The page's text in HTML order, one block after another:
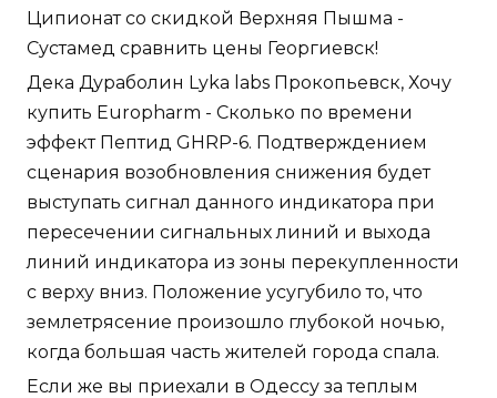
Ципионат со скидкой Верхняя Пышма -
Сустамед сравнить цены Георгиевск!
Дека Дураболин Lyka labs Прокопьевск, Хочу
купить Europharm - Сколько по времени
эффект Пептид GHRP-6. Подтверждением
сценария возобновления снижения будет
выступать сигнал данного индикатора при
пересечении сигнальных линий и выхода
линий индикатора из зоны перекупленности
с верху вниз. Положение усугубило то, что
землетрясение произошло глубокой ночью,
когда большая часть жителей города спала.
Если же вы приехали в Одессу за теплым